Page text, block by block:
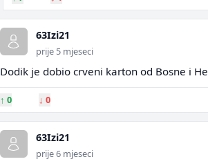
63Izi21
prije 5 mjeseci
Dodik je dobio crveni karton od Bosne i
↑ 0 ↓ 0
63Izi21
prije 6 mjeseci